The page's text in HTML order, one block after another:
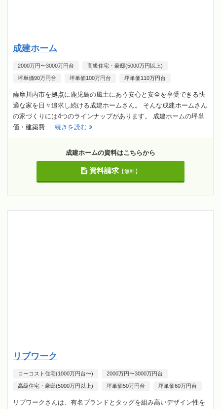
成建ホーム
2000万円〜3000万円台 高級住宅・豪邸(5000万円以上)
坪単価90万円台 坪単価100万円台 坪単価110万円台
薩摩川内市を拠点に鹿児島の風土にあう安心と安全を享受できる快
適な家を日々追求し続ける成建ホームさん。 そんな成建ホームさん
の家づくりには4つのラインナップがあります。 成建ホームの坪単
価・建築費 ... 続きを読む
成建ホームの資料はこちらから
資料請求【無料】
リブワーク
ローコスト住宅(1000万円台〜) 2000万円〜3000万円台
高級住宅・豪邸(5000万円以上) 坪単価50万円台 坪単価60万円台
リブワークさんは、有名ブランドとタッグを組み高いデザイン性を